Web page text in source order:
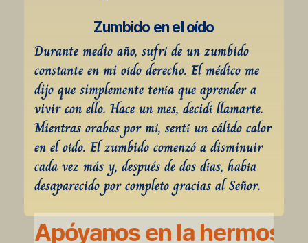
Zumbido en el oído
Durante medio año, sufrí de un zumbido
constante en mi oído derecho. El médico me
dijo que simplemente tenía que aprender a
vivir con ello. Hace un mes, decidí llamarte.
Mientras orabas por mí, sentí un cálido calor
en el oído. El zumbido comenzó a disminuir
cada vez más y, después de dos días, había
desaparecido por completo gracias al Señor.
Apóyanos en la hermosa